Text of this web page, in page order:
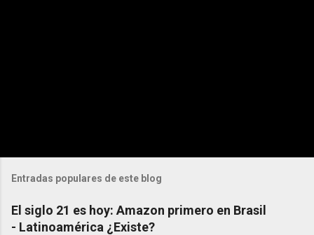
Entradas populares de este blog
El siglo 21 es hoy: Amazon primero en Brasil
- Latinoamérica ¿Existe?